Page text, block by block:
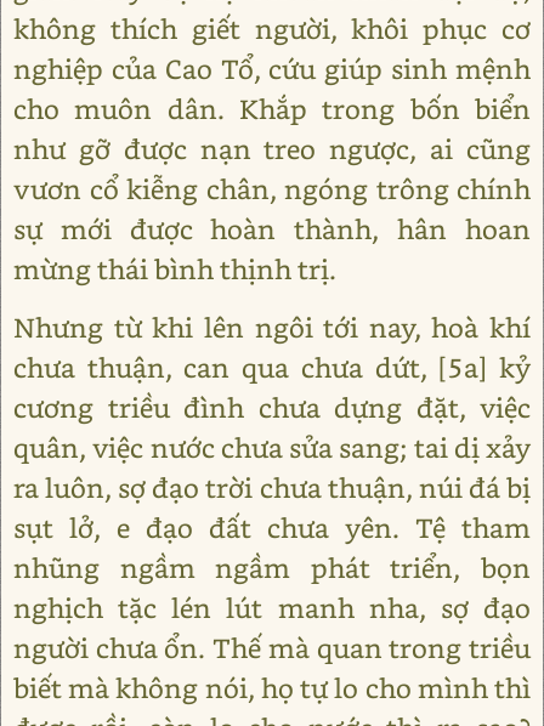
không thích giết người, khôi phục cơ
nghiệp của Cao Tổ, cứu giúp sinh mệnh
cho muôn dân. Khắp trong bốn biển
như gỡ được nạn treo ngược, ai cũng
vươn cổ kiễng chân, ngóng trông chính
sự mới được hoàn thành, hân hoan
mừng thái bình thịnh trị.
Nhưng từ khi lên ngôi tới nay, hoà khí
chưa thuận, can qua chưa dứt, [5a] kỷ
cương triều đình chưa dựng đặt, việc
quân, việc nước chưa sửa sang; tai dị xảy
ra luôn, sợ đạo trời chưa thuận, núi đá bị
sụt lở, e đạo đất chưa yên. Tệ tham
nhũng ngầm ngầm phát triển, bọn
nghịch tặc lén lút manh nha, sợ đạo
người chưa ổn. Thế mà quan trong triều
biết mà không nói, họ tự lo cho mình thì